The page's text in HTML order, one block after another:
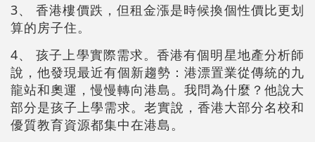
3、 香港樓價跌，但租金漲是時候換個性價比更划
算的房子住。
4、 孩子上學實際需求。香港有個明星地產分析師
說，他發現最近有個新趨勢：港漂置業從傳統的九
龍站和奧運，慢慢轉向港島。我問為什麼？他說大
部分是孩子上學需求。老實說，香港大部分名校和
優質教育資源都集中在港島。